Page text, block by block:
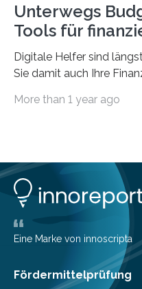
Unterwegs
Tools für
Digitale Helfer sind
Sie damit auch Ihre
die genau das
Lösungen interessieren.
Konten auf einen Blick
ihrem Online-Banking
mit der sich Konten bei
More than 1 year ago
Eine Marke von innoscripta
Fördermittelprüfung